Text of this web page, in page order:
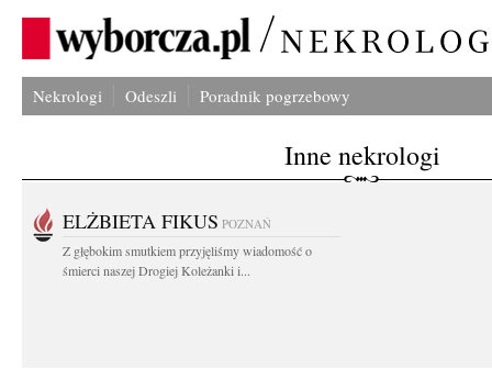
Nekrologi Odeszli Poradnik pogrzebowy
Inne nekrologi
ELŻBIETA FIKUS POZNAŃ
Z głębokim smutkiem przyjęliśmy wiadomość o
śmierci naszej Drogiej Koleżanki i...